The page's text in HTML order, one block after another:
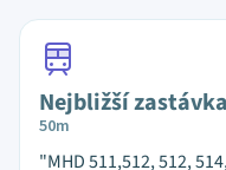
Nejbližší
50m
"MHD 511,512, 512,